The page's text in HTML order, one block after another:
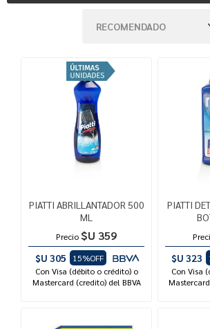
PIATTI ABRILLANTADOR 500
ML
Precio $U 359
$U 305
15%OFF
Con Visa (débito o crédito) o
Mastercard (credito) del BBVA
PIATTI
$U 323
Con Visa